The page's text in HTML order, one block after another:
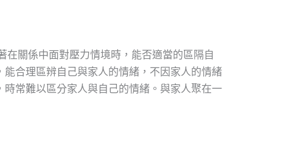
在關係中面對壓力情境時，能否適當的區隔自
合理區辨自己與家人的情緒，不因家人的情緒
常難以區分家人與自己的情緒。與家人聚在一